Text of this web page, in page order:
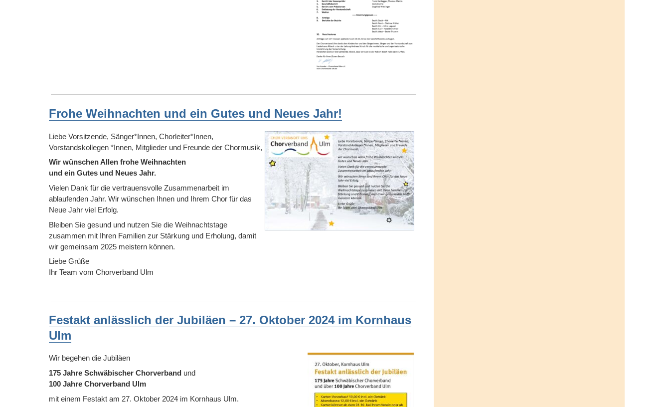
Frohe Weihnachten und ein Gutes und Neues Jahr!
Liebe Vorsitzende, Sänger*Innen, Chorleiter*Innen,
Vorstandskollegen *Innen, Mitglieder und Freunde der Chormusik,
Wir wünschen Allen frohe Weihnachten
und ein Gutes und Neues Jahr.
Vielen Dank für die vertrauensvolle Zusammenarbeit im
ablaufenden Jahr. Wir wünschen Ihnen und Ihrem Chor für das
Neue Jahr viel Erfolg.
Bleiben Sie gesund und nutzen Sie die Weihnachtstage
zusammen mit Ihren Familien zur Stärkung und Erholung, damit
wir gemeinsam 2025 meistern können.
Liebe Grüße
Ihr Team vom Chorverband Ulm
Festakt anlässlich der Jubiläen – 27. Oktober 2024 im Kornhaus
Ulm
Wir begehen die Jubiläen
175 Jahre Schwäbischer Chorverband und
100 Jahre Chorverband Ulm
mit einem Festakt am 27. Oktober 2024 im Kornhaus Ulm.